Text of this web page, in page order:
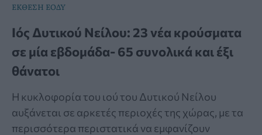
ΕΚΘΕΣΗ ΕΟΔΥ
Ιός Δυτικού Νείλου: 23 νέα κρούσματα
σε μία εβδομάδα- 65 συνολικά και έξι
θάνατοι
Η κυκλοφορία του ιού του Δυτικού Νείλου
αυξάνεται σε αρκετές περιοχές της χώρας, με τα
περισσότερα περιστατικά να εμφανίζουν